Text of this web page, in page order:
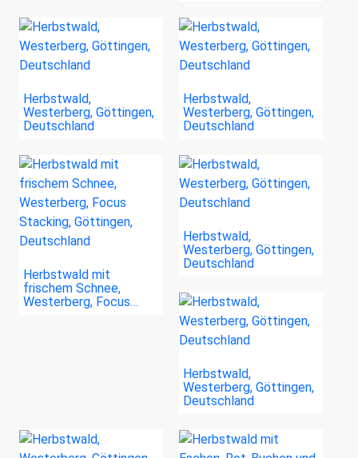
Herbstwald,
Westerberg, Göttingen,
Deutschland
Herbstwald,
Westerberg, Göttingen,
Deutschland
Herbstwald mit
frischem Schnee,
Westerberg, Focus…
Herbstwald,
Westerberg, Göttingen,
Deutschland
Herbstwald,
Westerberg, Göttingen,
Deutschland